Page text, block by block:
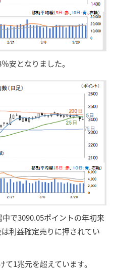
安となりました。
で3090.05ポイントの年初来
利益確定売りに押されてい
1兆元を超えています。